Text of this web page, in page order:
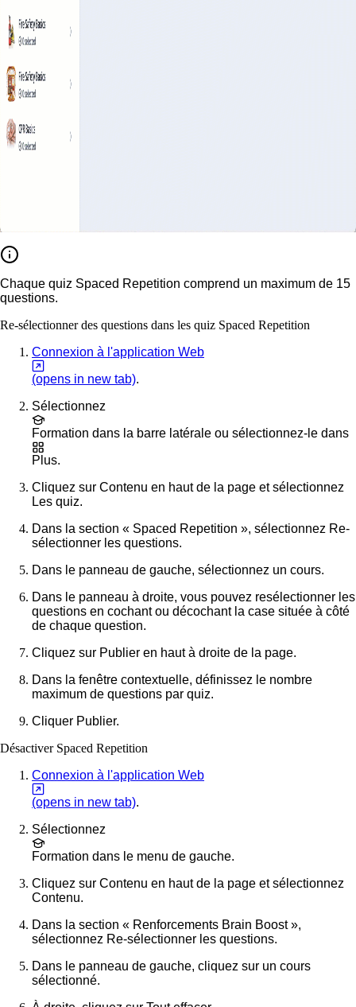
Chaque quiz Spaced Repetition comprend un maximum de 15
questions.
Re-sélectionner des questions dans les quiz Spaced Repetition
Connexion à l'application Web
(opens in new tab).
Sélectionnez
Formation dans la barre latérale ou sélectionnez-le dans
Plus.
Cliquez sur Contenu en haut de la page et sélectionnez
Les quiz.
Dans la section « Spaced Repetition », sélectionnez Re-
sélectionner les questions.
Dans le panneau de gauche, sélectionnez un cours.
Dans le panneau à droite, vous pouvez resélectionner les
questions en cochant ou décochant la case située à côté
de chaque question.
Cliquez sur Publier en haut à droite de la page.
Dans la fenêtre contextuelle, définissez le nombre
maximum de questions par quiz.
Cliquer Publier.
Désactiver Spaced Repetition
Connexion à l'application Web
(opens in new tab).
Sélectionnez
Formation dans le menu de gauche.
Cliquez sur Contenu en haut de la page et sélectionnez
Contenu.
Dans la section « Renforcements Brain Boost »,
sélectionnez Re-sélectionner les questions.
Dans le panneau de gauche, cliquez sur un cours
sélectionné.